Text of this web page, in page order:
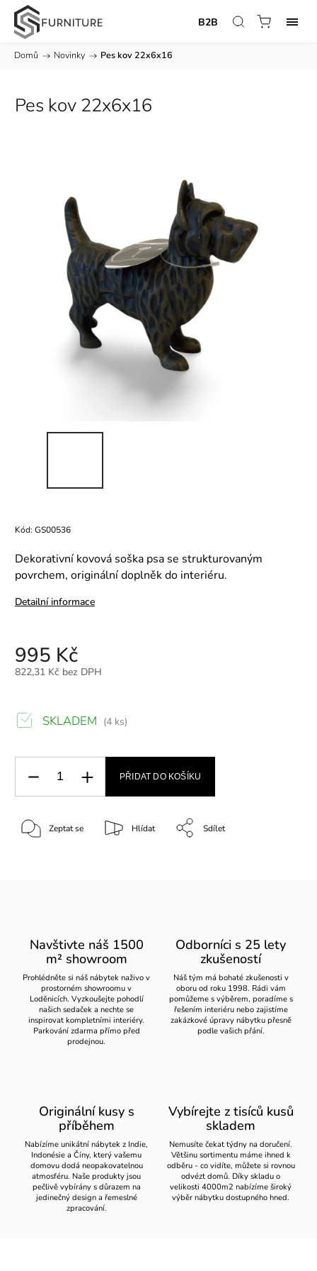
B2B
Domů / Novinky / Pes kov 22x6x16
Pes kov 22x6x16
Kód: GS00536
Dekorativní kovová soška psa se strukturovaným
povrchem, originální doplněk do interiéru.
Detailní informace
995 Kč
822,31 Kč bez DPH
SKLADEM (4 ks)
PŘIDAT DO KOŠÍKU
Zeptat se Hlídat Sdílet
Navštivte náš 1500
m² showroom
Prohlédněte si náš nábytek naživo v
prostorném showroomu v
Loděnicích. Vyzkoušejte pohodlí
našich sedaček a nechte se
inspirovat kompletními interiéry.
Parkování zdarma přímo před
prodejnou.
Odborníci s 25 lety
zkušeností
Náš tým má bohaté zkušenosti v
oboru od roku 1998. Rádi vám
pomůžeme s výběrem, poradíme s
řešením interiéru nebo zajistíme
zakázkové úpravy nábytku přesně
podle vašich přání.
Originální kusy s
příběhem
Nabízíme unikátní nábytek z Indie,
Indonésie a Číny, který vašemu
domovu dodá neopakovatelnou
atmosféru. Naše produkty jsou
pečlivě vybírány s důrazem na
jedinečný design a řemeslné
zpracování.
Vybírejte z tisíců kusů
skladem
Nemusíte čekat týdny na doručení.
Většinu sortimentu máme ihned k
odběru - co vidíte, můžete si rovnou
odvézt domů. Díky skladu o
velikosti 4000m2 nabízíme široký
výběr nábytku dostupného hned.